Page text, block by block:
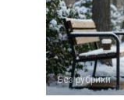
Без рубрики